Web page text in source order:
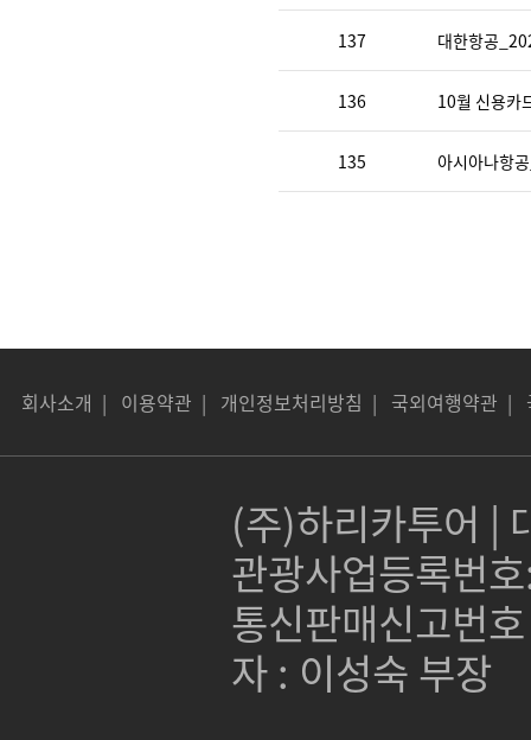
137 대한항공
136 10월 신용카
135 아시아나항
회사소개 | 이용약관 | 개인정보처리방침 | 국외여행약관 |
(주)하리카투어 |
관광사업등록번
통신판매신고번
자 : 이성숙 부장